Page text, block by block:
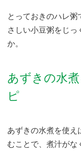
とっておきのハレ
さしい小豆粥をじっ
か。
あずきの水
ピ
あずきの水煮を使
むことで、煮汁がな